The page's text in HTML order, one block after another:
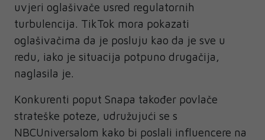
uvjeri oglašivače usred regulatornih
turbulencija. TikTok mora pokazati
oglašivačima da je posluju kao da je sve u
redu, iako je situacija potpuno drugačija,
naglasila je.
Konkurenti poput Snapa također povlače
strateške poteze, udružujući se s
NBCUniversalom kako bi poslali influencere na